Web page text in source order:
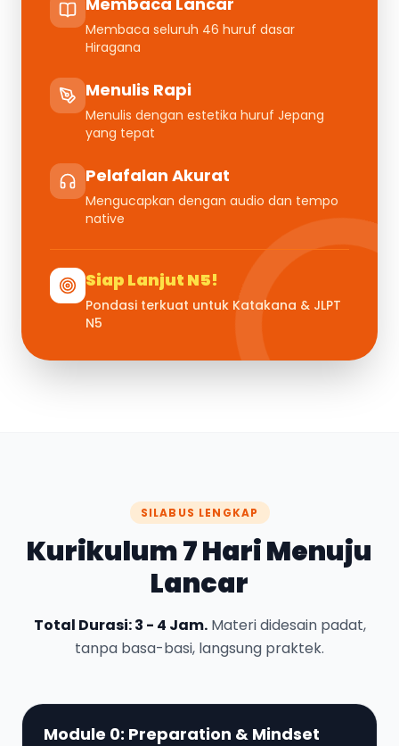
Membaca seluruh 46 huruf dasar
Hiragana
Menulis Rapi
Menulis dengan estetika huruf Jepang
yang tepat
Pelafalan Akurat
Mengucapkan dengan audio dan tempo
native
Siap Lanjut N5!
Pondasi terkuat untuk Katakana & JLPT
N5
SILABUS LENGKAP
Kurikulum 7 Hari Menuju
Lancar
Total Durasi: 3 - 4 Jam.Materi didesain padat,
tanpa basa-basi, langsung praktek.
Module 0: Preparation & Mindset